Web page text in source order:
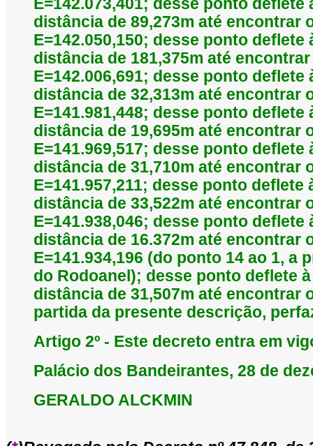
E=142.073,401; desse ponto
distância de 89,273m até encontrar
E=142.050,150; desse ponto
distância de 181,375m até
E=142.006,691; desse ponto
distância de 32,313m até encontrar
E=141.981,448; desse ponto
distância de 19,695m até encontrar
E=141.969,517; desse ponto
distância de 31,710m até encontrar
E=141.957,211; desse ponto deflete
distância de 33,522m até encontrar
E=141.938,046; desse ponto
distância de 16.372m até encontrar
E=141.934,196 (do ponto 14 ao 1,
do Rodoanel); desse ponto deflete
distância de 31,507m até encontrar
partida da presente descrição,
Artigo 2º - Este decreto entra em
Palácio dos Bandeirantes, 28 de
GERALDO ALCKMIN